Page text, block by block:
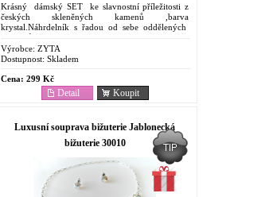
Krásný dámský SET ke slavnostní příležitosti z
českých skleněných kamenů ,barva
krystal.Náhrdelník s řadou od sebe oddělených
přívěsků v pěti řadách a náušnice ve stejném...
Výrobce: ZYTA
Dostupnost: Skladem
Cena: 299 Kč
Koupit
Detail
Luxusní souprava bižuterie Jablonecká
bižuterie 30010